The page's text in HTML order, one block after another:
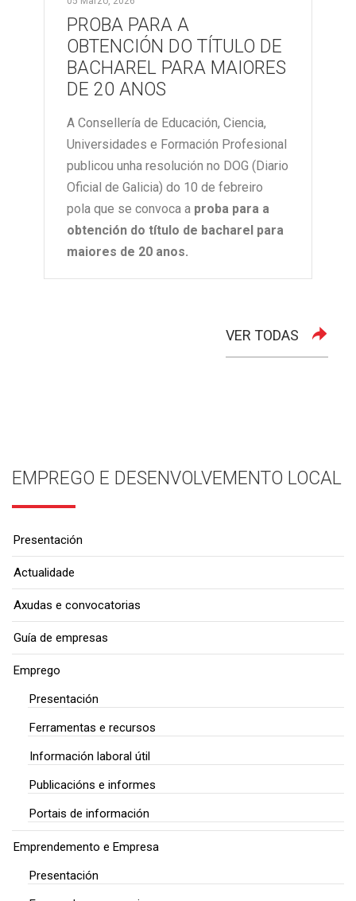
PROBA PARA A
OBTENCIÓN DO TÍTULO DE
BACHAREL PARA MAIORES
DE 20 ANOS
A Consellería de Educación, Ciencia,
Universidades e Formación Profesional
publicou unha resolución no DOG (Diario
Oficial de Galicia) do 10 de febreiro
pola que se convoca a proba para a
obtención do título de bacharel para
maiores de 20 anos.
VER TODAS
EMPREGO E DESENVOLVEMENTO LOCAL
Presentación
Actualidade
Axudas e convocatorias
Guía de empresas
Emprego
Presentación
Ferramentas e recursos
Información laboral útil
Publicacións e informes
Portais de información
Emprendemento e Empresa
Presentación